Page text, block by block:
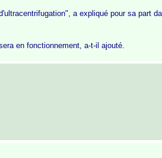
a expliqué pour sa part
en fonctionnement, a-t-il ajouté.